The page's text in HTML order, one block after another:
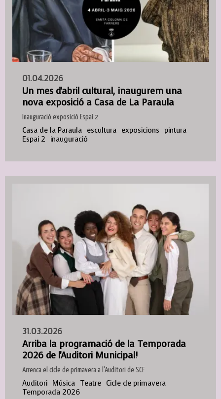
01.04.2026
Un mes d'abril cultural, inaugurem una
nova exposició a Casa de La Paraula
Inauguració exposició Espai 2
Casa de la Paraula escultura exposicions pintura
Espai 2
inauguració
31.03.2026
Arriba la programació de la Temporada
2026 de l'Auditori Municipal!
Arrenca el cicle de primavera a l'Auditori de SCF
Auditori Música Teatre Cicle de primavera
Temporada 2026